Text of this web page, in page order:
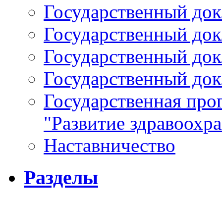
Государственный
Государственный
Государственный
Государственный
Государственная
"Развитие
Наставничество
Разделы